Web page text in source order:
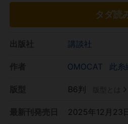
タダ読
講談社
OMOCAT 此糸
B6判
2025年12月23